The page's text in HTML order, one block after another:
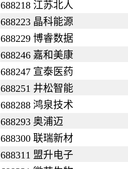
688218 江苏北人
688223 晶科能源
688229 博睿数据
688246 嘉和美康
688247 宣泰医药
688251 井松智能
688288 鸿泉技术
688293 奥浦迈
688300 联瑞新材
688311 盟升电子